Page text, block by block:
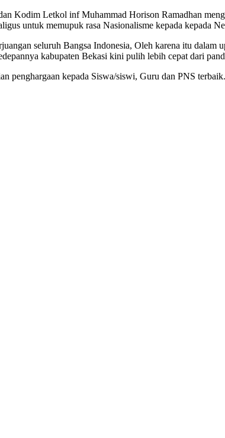
Kodim Letkol inf Muhammad Horison Ramadhan
untuk memupuk rasa Nasionalisme kepada kepada
seluruh Bangsa Indonesia, Oleh karena itu dalam
kabupaten Bekasi kini pulih lebih cepat dari
penghargaan kepada Siswa/siswi, Guru dan PNS